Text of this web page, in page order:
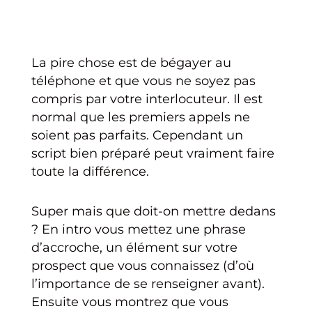
La pire chose est de bégayer au
téléphone et que vous ne soyez pas
compris par votre interlocuteur. Il est
normal que les premiers appels ne
soient pas parfaits. Cependant un
script bien préparé peut vraiment faire
toute la différence.
Super mais que doit-on mettre dedans
? En intro vous mettez une phrase
d’accroche, un élément sur votre
prospect que vous connaissez (d’où
l’importance de se renseigner avant).
Ensuite vous montrez que vous